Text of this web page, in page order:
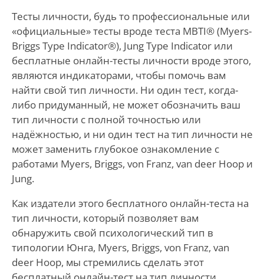
Тесты личности, будь то профессиональные или
«официальные» тесты вроде теста MBTI® (Myers-
Briggs Type Indicator®), Jung Type Indicator или
бесплатные онлайн-тесты личности вроде этого,
являются индикаторами, чтобы помочь вам
найти свой тип личности. Ни один тест, когда-
либо придуманный, не может обозначить ваш
тип личности с полной точностью или
надёжностью, и ни один тест на тип личности не
может заменить глубокое ознакомление с
работами Myers, Briggs, von Franz, van deer Hoop и
Jung.
Как издатели этого бесплатного онлайн-теста на
тип личности, который позволяет вам
обнаружить свой психологический тип в
типологии Юнга, Myers, Briggs, von Franz, van
deer Hoop, мы стремились сделать этот